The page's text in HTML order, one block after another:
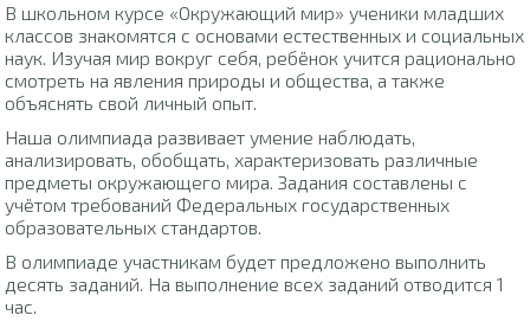
В школьном курсе «Окружающий мир» ученики младших
классов знакомятся с основами естественных и социальных
наук. Изучая мир вокруг себя, ребёнок учится рационально
смотреть на явления природы и общества, а также
объяснять свой личный опыт.
Наша олимпиада развивает умение наблюдать,
анализировать, обобщать, характеризовать различные
предметы окружающего мира. Задания составлены с
учётом требований Федеральных государственных
образовательных стандартов.
В олимпиаде участникам будет предложено выполнить
десять заданий. На выполнение всех заданий отводится 1
час.